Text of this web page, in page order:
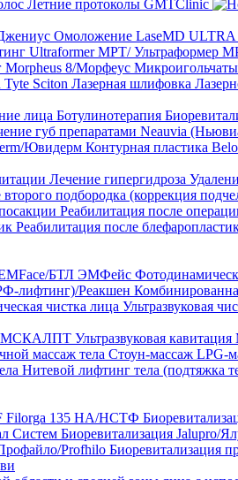
Летние протоколы GMTClinic
Омоложение LaseMD ULTRA
Ultraformer MPT/ Ультраформер
Morpheus 8/Морфеус
Sciton Лазерная шлифовка
лица Ботулинотерапия
губ препаратами Neauvia
Ювидерм Контурная пластика
Лечение гипергидроза
второго подбородка (коррекция
Реабилитация после
Реабилитация после
EMFace/БТЛ ЭМФейс
лифтинг)/Реакшен
чистка лица Ультразвуковая
ЭМСКАЛПТ Ультразвуковая кавитация
массаж тела Стоун-массаж LPG-
Нитевой лифтинг тела (подтяжка
Filorga 135 HA/НСТФ
Систем Биоревитализация Jalupro/
Profhilo Биоревитализация